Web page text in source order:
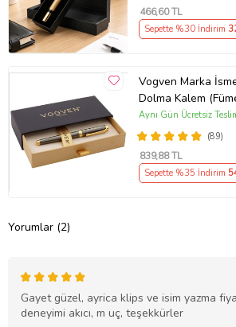
466,60 TL
Sepette %30 İndirim
Vogven Marka
Dolma Kalem
(89)
Aynı Gün Ücretsiz
839,88 TL
Sepette %35 İndirim
Yorumlar (2)
Gayet güzel, ayrica klips ve isim yazma
deneyimi akıcı, m uç, teşekkürler